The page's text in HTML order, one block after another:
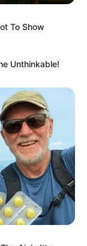
To Show
Unthinkable!